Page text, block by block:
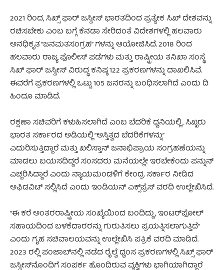
2021 ರಿಂದ, ಸಿಖ್ಸ್ ಫಾರ್ ಜಸ್ಟೀಸ್ ಭಾರತದಿಂದ ಪ್ರತ್ಯೇಕ ಸಿಖ್ ದೇಶವನ್ನು
ರಚಿಸಬೇಕು ಎಂಬ ಬಗ್ಗೆ ಕೆನಡಾ ಸೇರಿದಂತೆ ವಿದೇಶಗಳಲ್ಲಿ ಹಲವಾರು
ಅನಧಿಕೃತ “ಜನಮತಸಂಗ್ರಹ” ಗಳನ್ನು ಆಯೋಜಿಸಿದೆ. 2018 ರಿಂದ
ಹಲವಾರು ರಾಜ್ಯ ಪೊಲೀಸ್ ಪಡೆಗಳು ಮತ್ತು ರಾಷ್ಟ್ರೀಯ ತನಿಖಾ ಸಂಸ್ಥೆ
ಸಿಖ್ ಫಾರ್ ಜಸ್ಟೀಸ್ ವಿರುದ್ಧ ಕನಿಷ್ಠ 122 ಪ್ರಕರಣಗಳನ್ನು ದಾಖಲಿಸಿವೆ.
ಈವರೆಗೆ ಪ್ರಕರಣಗಳಲ್ಲಿ ಒಟ್ಟು 105 ಜನರನ್ನು ಬಂಧಿಸಲಾಗಿದೆ ಎಂದು ದಿ
ಹಿಂದೂ ಮಾಡಿದೆ.
ರಕ್ಷಣಾ ಸಚಿವರಿಗೆ ಕಳುಹಿಸಲಾಗಿದೆ ಎಂಬ ಬೆದರಿಕೆ ಧ್ವನಿಯಲ್ಲಿ, ಸಿಖ್ಖರು
ಭಾರತ ಸರ್ಕಾರದ ಅಡಿಯಲ್ಲಿ “ಅಸ್ತಿತ್ವದ ಬೆದರಿಕೆಗಳನ್ನು”
ಎದುರಿಸುತ್ತಿದ್ದಾರೆ ಮತ್ತು ಖಲಿಸ್ತಾನ್ ಜನಾಭಿಪ್ರಾಯ ಸಂಗ್ರಹಣೆಯನ್ನು
ಮಾಡಲು ಬಯಸದಿದ್ದರೆ ಸಂಸದರು ಮನೆಯಲ್ಲೇ ಇರಬೇಕೆಂದು ಪನ್ನುನ್
ಎಚ್ಚರಿಸಿದ್ದಾರೆ ಎಂದು ನ್ಯಾಯಮಂಡಳಿಗೆ ಕೇಂದ್ರ ಸರ್ಕಾರ ನೀಡಿದ
ಅಫಿಡವಿಟ್ ಸಲ್ಲಿಸಿದೆ ಎಂದು ಇಂಡಿಯನ್ ಎಕ್ಸ್‌ಪ್ರೆಸ್ ವರದಿ ಉಲ್ಲೇಖಿಸಿದೆ.
“ಈ ಕರೆ ಅಂತರರಾಷ್ಟ್ರೀಯ ಸಂಖ್ಯೆಯಿಂದ ಬಂದಿದ್ದು, ಇಂಟರ್‌ಪೋಲ್
ಸಹಾಯದಿಂದ ಬಳಕೆದಾರರನ್ನು ಗುರುತಿಸಲು ಪ್ರಯತ್ನಿಸಲಾಗುತ್ತಿದೆ”
ಎಂದು ಗೃಹ ಸಚಿವಾಲಯವನ್ನು ಉಲ್ಲೇಖಿಸಿ ಪತ್ರಿಕೆ ವರದಿ ಮಾಡಿದೆ.
2023 ರಲ್ಲಿ ಪಂಜಾಬ್‌ನಲ್ಲಿ ನಡೆದ ರೈಲ್ವೆ ಧ್ವಂಸ ಪ್ರಕರಣಗಳಲ್ಲಿ ಸಿಖ್ಸ್ ಫಾರ್
ಜಸ್ಟೀಸ್‌ನೊಂದಿಗೆ ಸಂಪರ್ಕ ಹೊಂದಿರುವ ವ್ಯಕ್ತಿಗಳು ಭಾಗಿಯಾಗಿದ್ದಾರೆ